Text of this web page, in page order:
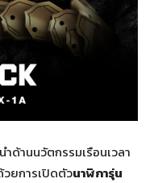
ำด้านนวัตกรรมเรือนเวลา
ยการเปิดตัวนาฬิการุ่น